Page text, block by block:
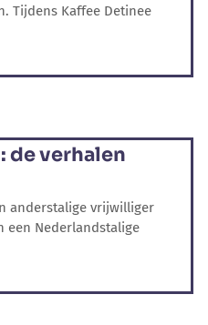
Tijdens Kaffee Detinee
de verhalen
anderstalige vrijwilliger
een Nederlandstalige